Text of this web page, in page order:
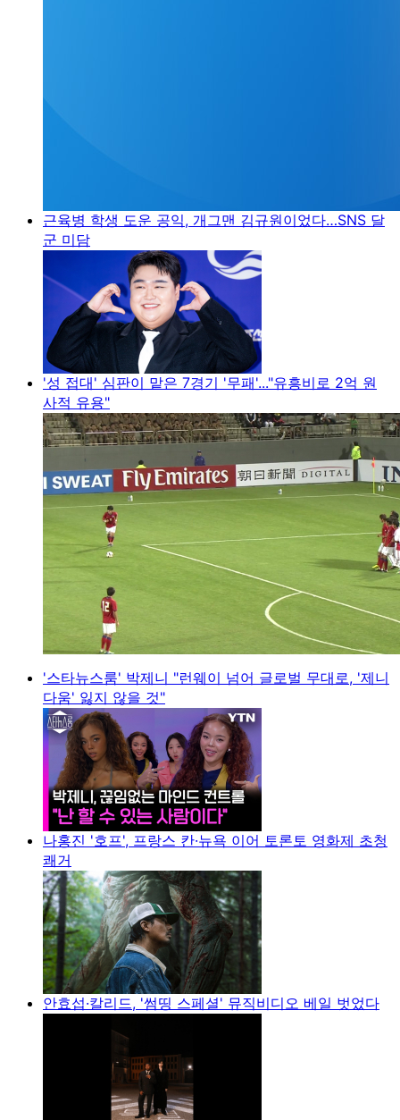
근육병 학생 도운 공익, 개그맨 김규원이었다…SNS 달
군 미담
'성 접대' 심판이 맡은 7경기 '무패'..."유흥비로 2억 원
사적 유용"
'스타뉴스룸' 박제니 "런웨이 넘어 글로벌 무대로, '제니
다움' 잃지 않을 것"
나홍진 '호프', 프랑스 칸·뉴욕 이어 토론토 영화제 초청
쾌거
안효섭·칼리드, '썸띵 스페셜' 뮤직비디오 베일 벗었다